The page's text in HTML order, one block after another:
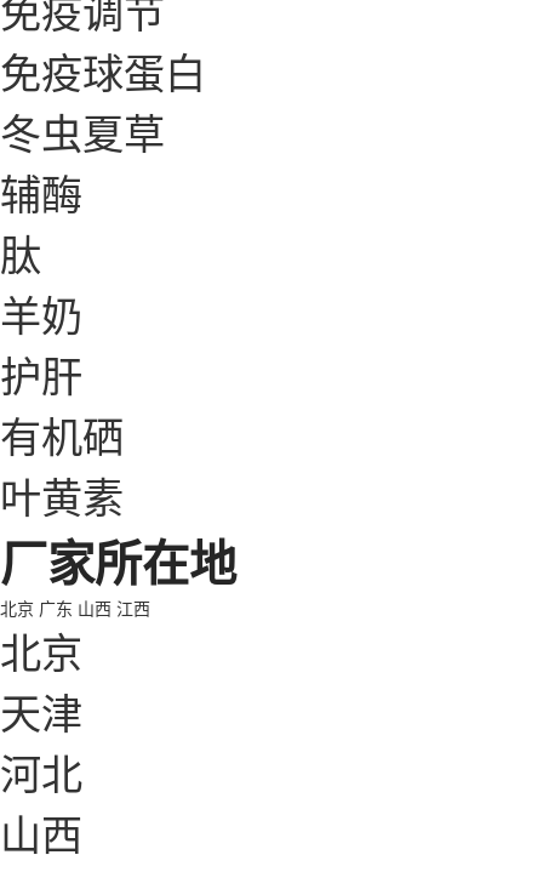
免疫球蛋白
冬虫夏草
辅酶
肽
羊奶
护肝
有机硒
叶黄素
厂家所在地
北京 广东 山西 江西
北京
天津
河北
山西